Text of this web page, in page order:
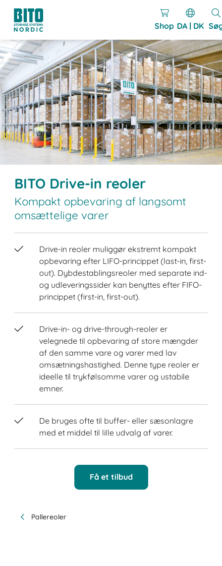
Shop DA | DK
BITO Drive-in reoler
Kompakt opbevaring af langsomt
omsættelige varer
Drive-in reoler muliggør ekstremt kompakt
opbevaring efter LIFO-princippet (last-in, first-
out). Dybdestablingsreoler med separate ind-
og udleveringssider kan benyttes efter FIFO-
princippet (first-in, first-out).
Drive-in- og drive-through-reoler er
velegnede til opbevaring af store mængder
af den samme vare og varer med lav
omsætningshastighed. Denne type reoler er
ideelle til trykfølsomme varer og ustabile
emner.
De bruges ofte til buffer- eller sæsonlagre
med et middel til lille udvalg af varer.
Få et tilbud
Pallereoler